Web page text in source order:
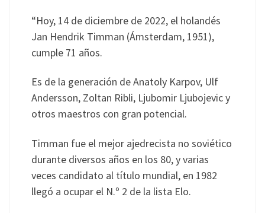
“Hoy, 14 de diciembre de 2022, el holandés
Jan Hendrik Timman (Ámsterdam, 1951),
cumple 71 años.
Es de la generación de Anatoly Karpov, Ulf
Andersson, Zoltan Ribli, Ljubomir Ljubojevic y
otros maestros con gran potencial.
Timman fue el mejor ajedrecista no soviético
durante diversos años en los 80, y varias
veces candidato al título mundial, en 1982
llegó a ocupar el N.º 2 de la lista Elo.